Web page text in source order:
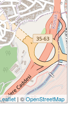
| ©OpenStreetMap